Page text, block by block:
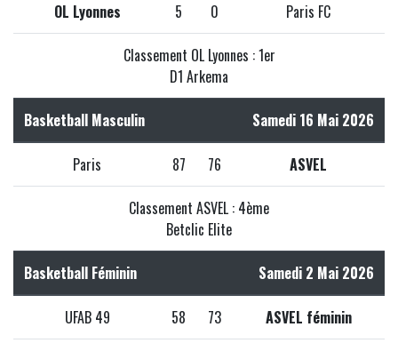
OL Lyonnes 5 0 Paris FC
Classement OL Lyonnes : 1er
D1 Arkema
Basketball Masculin Samedi 16 Mai 2026
Paris 87 76 ASVEL
Classement ASVEL : 4ème
Betclic Elite
Basketball Féminin Samedi 2 Mai 2026
UFAB 49 58 73 ASVEL féminin